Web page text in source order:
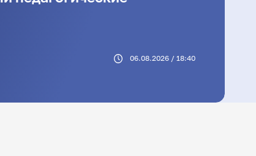
06.08.2026 / 18:40